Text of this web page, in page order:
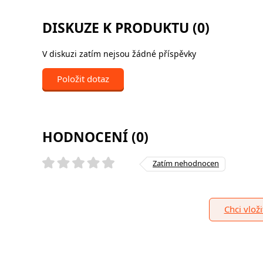
DISKUZE K PRODUKTU (0)
V diskuzi zatím nejsou žádné příspěvky
Položit dotaz
HODNOCENÍ (0)
Zatím nehodnocen
Chci